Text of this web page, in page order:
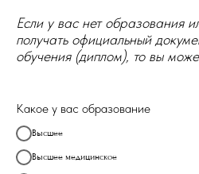
Если у вас нет образования
получать официальный
обучения (диплом), то вы
Какое у вас образование
Высшее
Высшее медицинское